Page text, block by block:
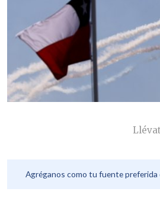
Agréganos como tu fuente preferida